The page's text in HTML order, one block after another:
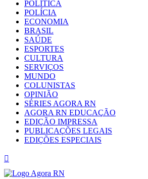
POLÍTICA
POLÍCIA
ECONOMIA
BRASIL
SAÚDE
ESPORTES
CULTURA
SERVIÇOS
MUNDO
COLUNISTAS
OPINIÃO
SÉRIES AGORA RN
AGORA RN EDUCAÇÃO
EDIÇÃO IMPRESSA
PUBLICAÇÕES LEGAIS
EDIÇÕES ESPECIAIS